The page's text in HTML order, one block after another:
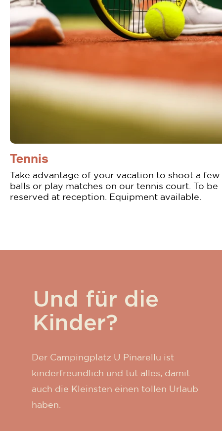
Tennis
Take advantage of your vacation to shoot a few
balls or play matches on our tennis court. To be
reserved at reception. Equipment available.
Und für die
Kinder?
Der Campingplatz U Pinarellu ist
kinderfreundlich und tut alles, damit
auch die Kleinsten einen tollen Urlaub
haben.